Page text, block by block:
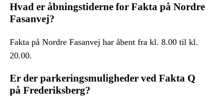
Hvad er åbningstiderne for Fakta på Nordre
Fasanvej?
Fakta på Nordre Fasanvej har åbent fra kl. 8.00 til kl.
20.00.
Er der parkeringsmuligheder ved Fakta Q
på Frederiksberg?